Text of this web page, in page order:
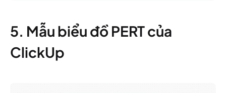
5. Mẫu biểu đồ PERT của
ClickUp